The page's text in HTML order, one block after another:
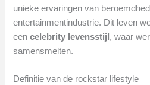
unieke ervaringen van
entertainmentindustrie. Dit leven
eencelebrity levensstijl , waar
samensmelten.
Definitie van de rockstar lifestyle